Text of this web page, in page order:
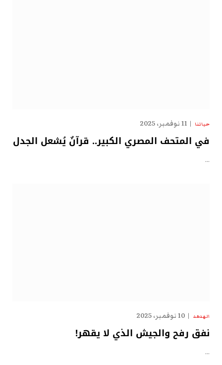
حياتنا 11 نوفمبر، 2025
في المتحف المصري الكبير.. قرآنٌ يُشعل الجدل
…
الهدهد 10 نوفمبر، 2025
نفق رفح والجيش الذي لا يقهر!
…